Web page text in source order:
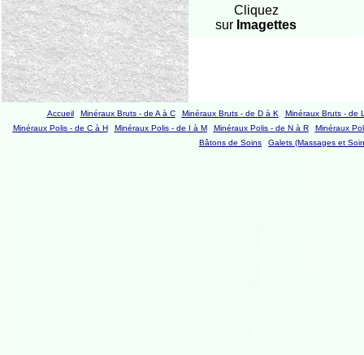
Cliquez
sur Imagettes
Accueil Minéraux Bruts - de A à C Minéraux Bruts - de D à K
Minéraux Bruts - de
Minéraux Polis - de C à H
Minéraux Polis - de I à M Minéraux Polis - de N à R
Minéraux
Bâtons de Soins
Galets (Massages et